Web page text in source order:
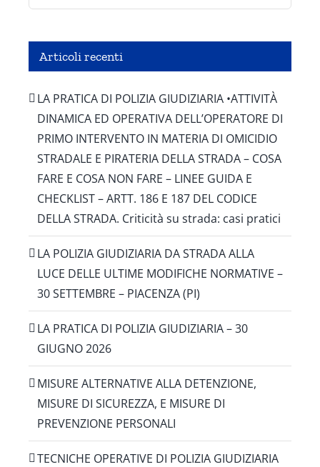
Articoli recenti
LA PRATICA DI POLIZIA GIUDIZIARIA •ATTIVITÀ
DINAMICA ED OPERATIVA DELL’OPERATORE DI
PRIMO INTERVENTO IN MATERIA DI OMICIDIO
STRADALE E PIRATERIA DELLA STRADA – COSA
FARE E COSA NON FARE – LINEE GUIDA E
CHECKLIST – ARTT. 186 E 187 DEL CODICE
DELLA STRADA. Criticità su strada: casi pratici
LA POLIZIA GIUDIZIARIA DA STRADA ALLA
LUCE DELLE ULTIME MODIFICHE NORMATIVE –
30 SETTEMBRE – PIACENZA (PI)
LA PRATICA DI POLIZIA GIUDIZIARIA – 30
GIUGNO 2026
MISURE ALTERNATIVE ALLA DETENZIONE,
MISURE DI SICUREZZA, E MISURE DI
PREVENZIONE PERSONALI
TECNICHE OPERATIVE DI POLIZIA GIUDIZIARIA